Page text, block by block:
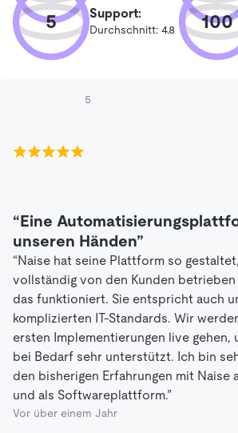
5 Support:
Durchschnitt: 4.8 100
5
“Eine
unseren Händen”
“Naise hat seine Plattform so
vollständig von den Kunden betrieben
das funktioniert. Sie entspricht auch
komplizierten IT-Standards. Wir
ersten Implementierungen live gehen,
bei Bedarf sehr unterstützt. Ich bin
den bisherigen Erfahrungen mit Naise
und als Softwareplattform.”
Vor über einem Jahr